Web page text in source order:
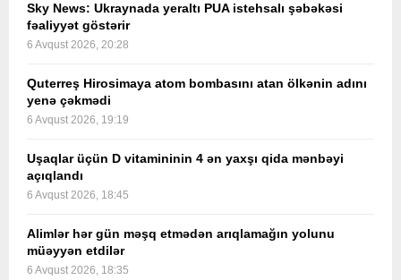
Sky News: Ukraynada yeraltı PUA istehsalı şəbəkəsi
fəaliyyət göstərir
6 Avqust 2026, 20:28
Quterreş Hirosimaya atom bombasını atan ölkənin adını
yenə çəkmədi
6 Avqust 2026, 19:19
Uşaqlar üçün D vitamininin 4 ən yaxşı qida mənbəyi
açıqlandı
6 Avqust 2026, 18:45
Alimlər hər gün məşq etmədən arıqlamağın yolunu
müəyyən etdilər
6 Avqust 2026, 18:35